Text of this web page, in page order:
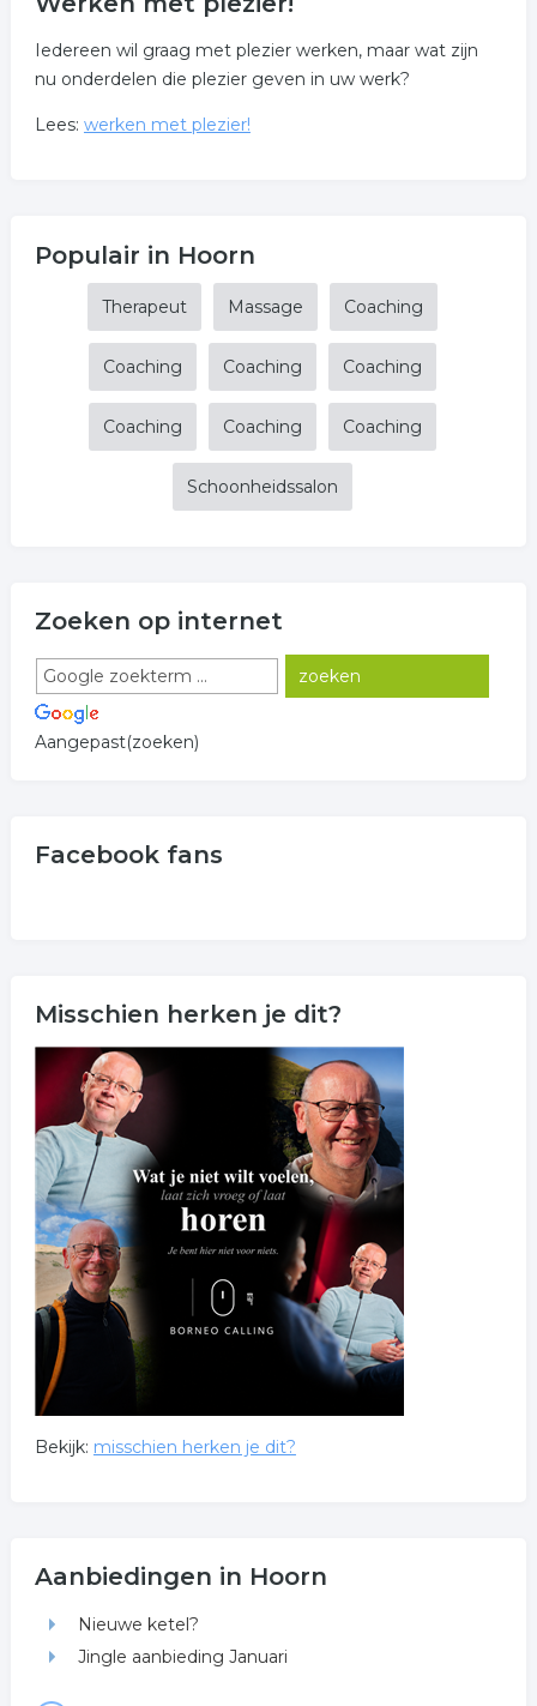
Iedereen wil graag met plezier werken, maar wat zijn
nu onderdelen die plezier geven in uw werk?
Lees: werken met plezier!
Populair in Hoorn
Therapeut Massage Coaching
Coaching Coaching Coaching
Coaching Coaching Coaching
Schoonheidssalon
Zoeken op internet
Aangepast(zoeken)
Facebook fans
Misschien herken je dit?
Bekijk: misschien herken je dit?
Aanbiedingen in Hoorn
Nieuwe ketel?
Jingle aanbieding Januari